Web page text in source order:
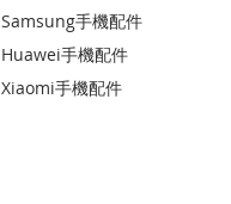
Samsung手機配件
Huawei手機配件
Xiaomi手機配件